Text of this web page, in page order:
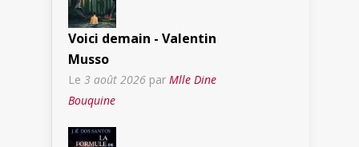
Voici demain - Valentin
Musso
Le 3 août 2026 par Mlle Dine
Bouquine